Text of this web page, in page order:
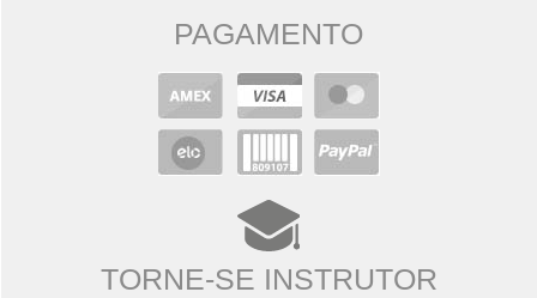
PAGAMENTO
TORNE-SE INSTRUTOR